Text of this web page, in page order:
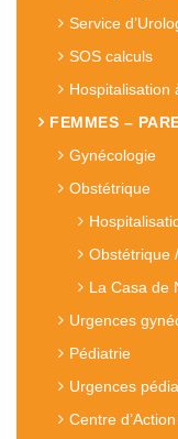
Service
SOS calculs
Hospitalisation
FEMMES –
Gynécologie
Obstétrique
Obstétrique
La Casa de
Urgences
Pédiatrie
Urgences
Centre